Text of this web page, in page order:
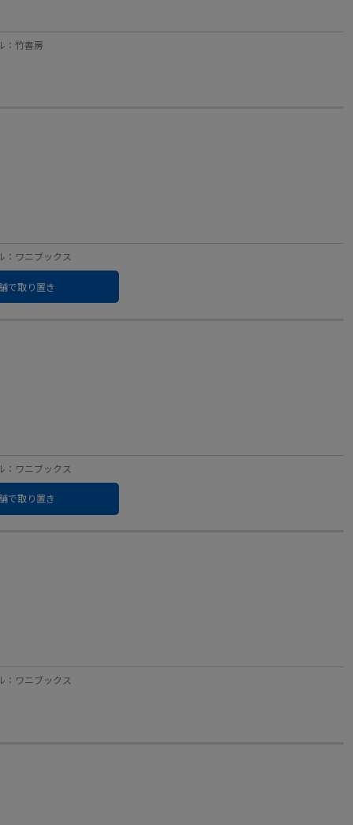
：竹書房
：ワニブックス
で取り置き
：ワニブックス
で取り置き
ワニブックス